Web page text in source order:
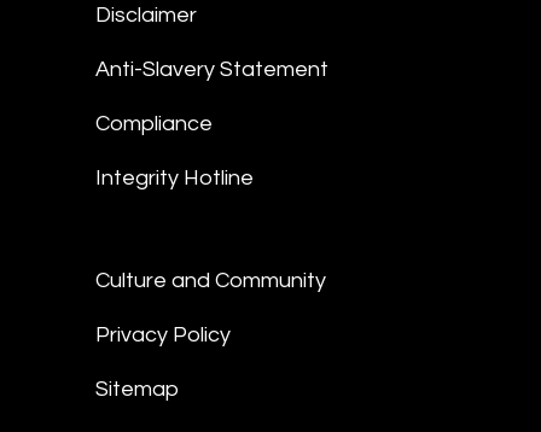
Disclaimer
Anti-Slavery Statement
Compliance
Integrity Hotline
Culture and Community
Privacy Policy
Sitemap